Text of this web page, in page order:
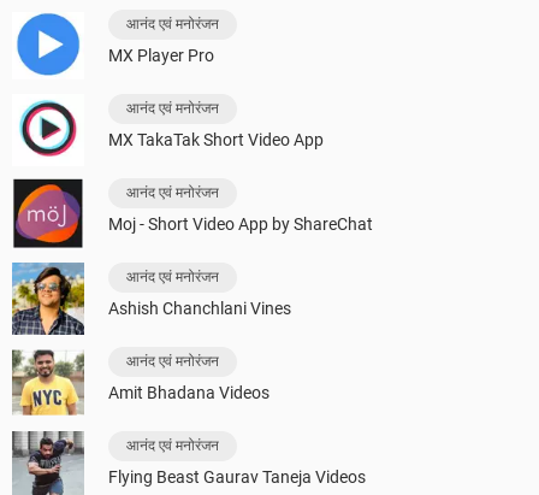
आनंद एवं मनोरंजन
MX Player Pro
आनंद एवं मनोरंजन
MX TakaTak Short Video App
आनंद एवं मनोरंजन
Moj - Short Video App by ShareChat
आनंद एवं मनोरंजन
Ashish Chanchlani Vines
आनंद एवं मनोरंजन
Amit Bhadana Videos
आनंद एवं मनोरंजन
Flying Beast Gaurav Taneja Videos